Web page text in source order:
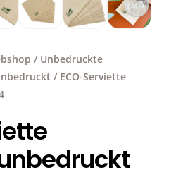
/ Unbedruckte
/ ECO-Serviette